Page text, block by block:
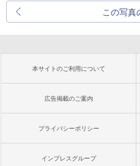
この写真
本サイトのご利用について
広告掲載のご案内
プライバシーポリシー
インプレスグループ